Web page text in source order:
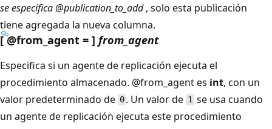
se especifica @publication_to_add, solo esta publicación
tiene agregada la nueva columna.
[ @from_agent = ] from_agent
Especifica si un agente de replicación ejecuta el
procedimiento almacenado. @from_agent es int, con un
valor predeterminado de 0 . Un valor de 1se usa cuando
un agente de replicación ejecuta este procedimiento